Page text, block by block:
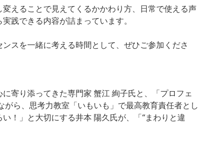
えることで見えてくるかかわり方、日常で使える声
践できる内容が詰まっています。
スを一緒に考える時間として、ぜひご参加くださ
寄り添ってきた専門家 蟹江 絢子氏と、「プロフェ
ら、思考力教室「いもいも」で最高教育責任者とし
！」と大切にする井本 陽久氏が、「“まわりと違